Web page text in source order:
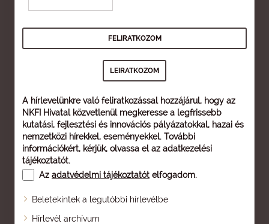
A hírlevelünkre való feliratkozással hozzájárul, hogy az
NKFI Hivatal közvetlenül megkeresse a legfrissebb
kutatási, fejlesztési és innovációs pályázatokkal, hazai és
nemzetközi hírekkel, eseményekkel. További
információkért, kérjük, olvassa el az adatkezelési
tájékoztatót.
Az adatvédelmi tájékoztatót elfogadom.
Beletekintek a legutóbbi hírlevélbe
Hírlevél archívum
Oldaltérkép